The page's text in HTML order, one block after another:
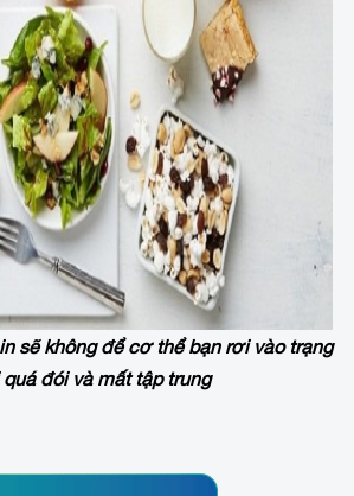
sẽ không để cơ thể bạn rơi vào trạng
quá đói và mất tập trung